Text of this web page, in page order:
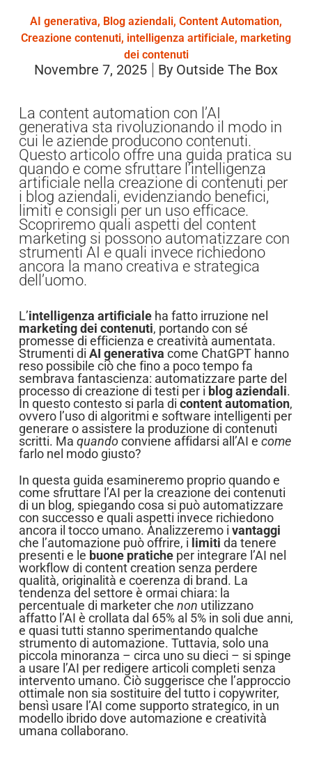
AI generativa, Blog aziendali, Content Automation,
Creazione contenuti, intelligenza artificiale, marketing
dei contenuti
Novembre 7, 2025 By Outside The Box
La content automation con l’AI
generativa sta rivoluzionando il modo in
cui le aziende producono contenuti.
Questo articolo offre una guida pratica su
quando e come sfruttare l’intelligenza
artificiale nella creazione di contenuti per
i blog aziendali, evidenziando benefici,
limiti e consigli per un uso efficace.
Scopriremo quali aspetti del content
marketing si possono automatizzare con
strumenti AI e quali invece richiedono
ancora la mano creativa e strategica
dell’uomo.
L’intelligenza artificialeha fatto irruzione nel
marketing dei contenuti, portando con sé
promesse di efficienza e creatività aumentata.
Strumenti di AI generativa come ChatGPT hanno
reso possibile ciò che fino a poco tempo fa
sembrava fantascienza: automatizzare parte del
processo di creazione di testi per i blog aziendali.
In questo contesto si parla di content automation,
ovvero l’uso di algoritmi e software intelligenti per
generare o assistere la produzione di contenuti
scritti. Ma quandoconviene affidarsi all’AI e come
farlo nel modo giusto?
In questa guida esamineremo proprio quando e
come sfruttare l’AI per la creazione dei contenuti
di un blog, spiegando cosa si può automatizzare
con successo e quali aspetti invece richiedono
ancora il tocco umano. Analizzeremo i vantaggi
che l’automazione può offrire, i limiti da tenere
presenti e le buone praticheper integrare l’AI nel
workflow di content creation senza perdere
qualità, originalità e coerenza di brand. La
tendenza del settore è ormai chiara: la
percentuale di marketer che non utilizzano
affatto l’AI è crollata dal 65% al 5% in soli due anni,
e quasi tutti stanno sperimentando qualche
strumento di automazione. Tuttavia, solo una
piccola minoranza – circa uno su dieci – si spinge
a usare l’AI per redigere articoli completi senza
intervento umano. Ciò suggerisce che l’approccio
ottimale non sia sostituire del tutto i copywriter,
bensì usare l’AI come supporto strategico, in un
modello ibrido dove automazione e creatività
umana collaborano.